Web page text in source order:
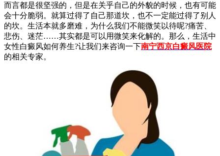
而言都是很坚强的，但是在关乎自己的外貌的时候，也有可能
会十分脆弱。就算过得了自己那道坎，也不一定能过得了别人
的坎。生活本就多磨难，为什么我们不能微笑以待呢?痛苦、
悲伤、迷茫……其实都是可以用微笑来化解的。那么，生活中
女性白癜风如何养生?让我们来咨询一下南宁西京白癜风医院
的相关专家。